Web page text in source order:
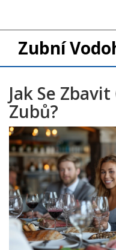
Zubní
Jak Se
Zubů?